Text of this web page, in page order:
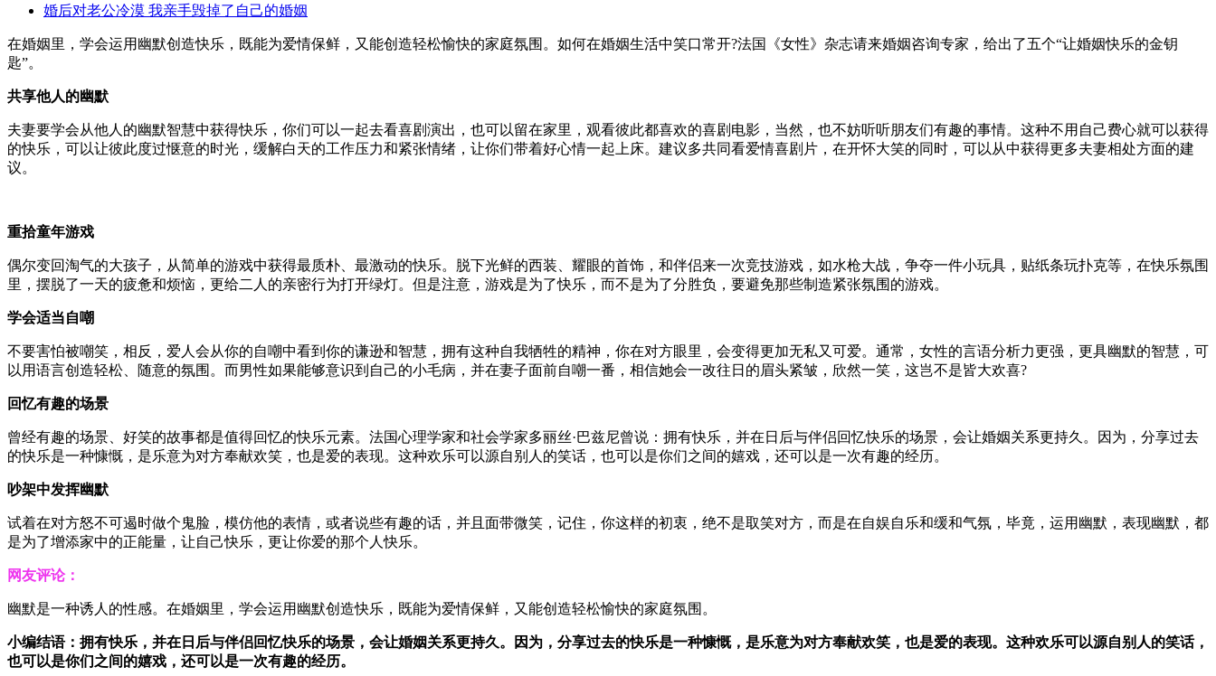
婚后对老公冷漠 我亲手毁掉了自己的婚姻
在婚姻里，学会运用幽默创造快乐，既能为爱情保鲜，又能创造轻松愉快的家庭氛围。如何在婚姻生活中笑口常开?法国《女性》杂志请来婚姻咨询专家，给出了五个“让婚姻快乐的金钥
匙”。
共享他人的幽默
夫妻要学会从他人的幽默智慧中获得快乐，你们可以一起去看喜剧演出，也可以留在家里，观看彼此都喜欢的喜剧电影，当然，也不妨听听朋友们有趣的事情。这种不用自己费心就可以获得
的快乐，可以让彼此度过惬意的时光，缓解白天的工作压力和紧张情绪，让你们带着好心情一起上床。建议多共同看爱情喜剧片，在开怀大笑的同时，可以从中获得更多夫妻相处方面的建
议。
重拾童年游戏
偶尔变回淘气的大孩子，从简单的游戏中获得最质朴、最激动的快乐。脱下光鲜的西装、耀眼的首饰，和伴侣来一次竞技游戏，如水枪大战，争夺一件小玩具，贴纸条玩扑克等，在快乐氛围
里，摆脱了一天的疲惫和烦恼，更给二人的亲密行为打开绿灯。但是注意，游戏是为了快乐，而不是为了分胜负，要避免那些制造紧张氛围的游戏。
学会适当自嘲
不要害怕被嘲笑，相反，爱人会从你的自嘲中看到你的谦逊和智慧，拥有这种自我牺牲的精神，你在对方眼里，会变得更加无私又可爱。通常，女性的言语分析力更强，更具幽默的智慧，可
以用语言创造轻松、随意的氛围。而男性如果能够意识到自己的小毛病，并在妻子面前自嘲一番，相信她会一改往日的眉头紧皱，欣然一笑，这岂不是皆大欢喜?
回忆有趣的场景
曾经有趣的场景、好笑的故事都是值得回忆的快乐元素。法国心理学家和社会学家多丽丝·巴兹尼曾说：拥有快乐，并在日后与伴侣回忆快乐的场景，会让婚姻关系更持久。因为，分享过去
的快乐是一种慷慨，是乐意为对方奉献欢笑，也是爱的表现。这种欢乐可以源自别人的笑话，也可以是你们之间的嬉戏，还可以是一次有趣的经历。
吵架中发挥幽默
试着在对方怒不可遏时做个鬼脸，模仿他的表情，或者说些有趣的话，并且面带微笑，记住，你这样的初衷，绝不是取笑对方，而是在自娱自乐和缓和气氛，毕竟，运用幽默，表现幽默，都
是为了增添家中的正能量，让自己快乐，更让你爱的那个人快乐。
网友评论：
幽默是一种诱人的性感。在婚姻里，学会运用幽默创造快乐，既能为爱情保鲜，又能创造轻松愉快的家庭氛围。
小编结语：拥有快乐，并在日后与伴侣回忆快乐的场景，会让婚姻关系更持久。因为，分享过去的快乐是一种慷慨，是乐意为对方奉献欢笑，也是爱的表现。这种欢乐可以源自别人的笑话，
也可以是你们之间的嬉戏，还可以是一次有趣的经历。